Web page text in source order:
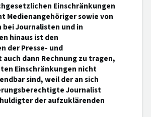
Einschränkungen
Medienangehöriger sowie von
bei Journalisten und in
hinaus ist den
der Presse- und
dann Rechnung zu tragen,
Einschränkungen nicht
sind, weil der an sich
Journalist
der aufzuklärenden